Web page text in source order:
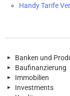
Handy Tarife
Banken und
Baufinanzierung
Immobilien
Investments